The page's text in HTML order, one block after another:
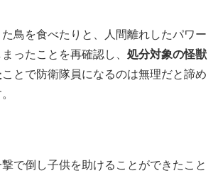
鳥を食べたりと、人間離れしたパワー
ったことを再確認し、 処分対象の怪獣
ことで防衛隊員になるのは無理だと諦め
で倒し子供を助けることができたこと